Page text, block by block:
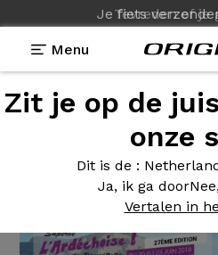
Je fiets
Menu
Zit je op de
onze
Dit is de :
Ja, ik ga door
Vertalen in
Origine actua> Oorsprong
Oorsprong inde